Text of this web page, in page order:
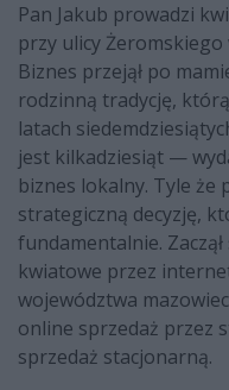
Pan Jakub prowadzi
przy ulicy
Biznes przejął po
rodzinną tradycję,
latach
jest kilkadziesiąt —
biznes lokalny. Tyle że
strategiczną decyzję,
fundamentalnie.
kwiatowe przez
województwa
online sprzedaż przez
sprzedaż stacjonarną.